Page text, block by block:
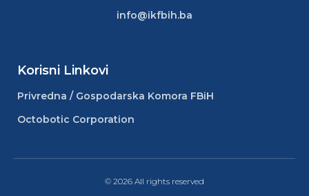
info@ikfbih.ba
Korisni Linkovi
Privredna / Gospodarska Komora FBiH
Octobotic Corporation
© 2026 All rights reserved